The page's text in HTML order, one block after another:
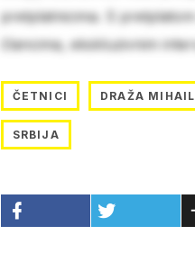
pretplatnicima. S
člancima, ekskluzivnim
ČETNICI DRAŽA
SRBIJA